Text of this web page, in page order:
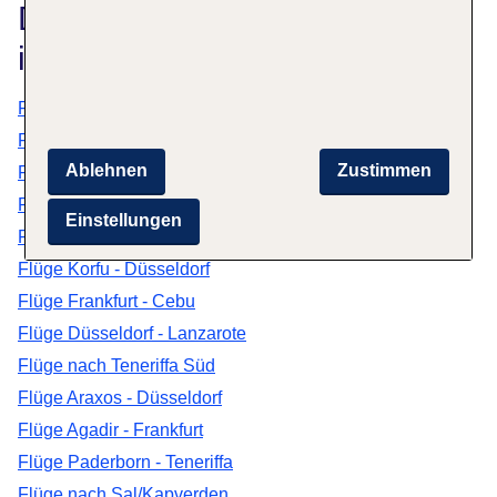
Das könnte dich auch
interessieren
Flüge nach Brussels S. Charleroi
Flüge Zürich - Istanbul
Flüge nach Halifax
Flüge nach Havanna
Flüge Mallorca - Karlsruhe
Flüge Korfu - Düsseldorf
Flüge Frankfurt - Cebu
Flüge Düsseldorf - Lanzarote
Flüge nach Teneriffa Süd
Flüge Araxos - Düsseldorf
Flüge Agadir - Frankfurt
Flüge Paderborn - Teneriffa
Zustimmen
Ablehnen
Einstellungen